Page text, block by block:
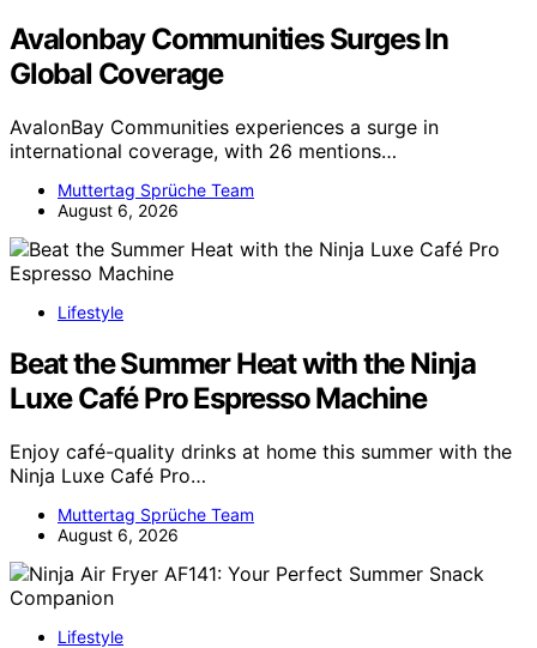
Avalonbay Communities Surges In
Global Coverage
AvalonBay Communities experiences a surge in
international coverage, with 26 mentions…
Muttertag Sprüche Team
August 6, 2026
Lifestyle
Beat the Summer Heat with the Ninja
Luxe Café Pro Espresso Machine
Enjoy café-quality drinks at home this summer with the
Ninja Luxe Café Pro…
Muttertag Sprüche Team
August 6, 2026
Lifestyle